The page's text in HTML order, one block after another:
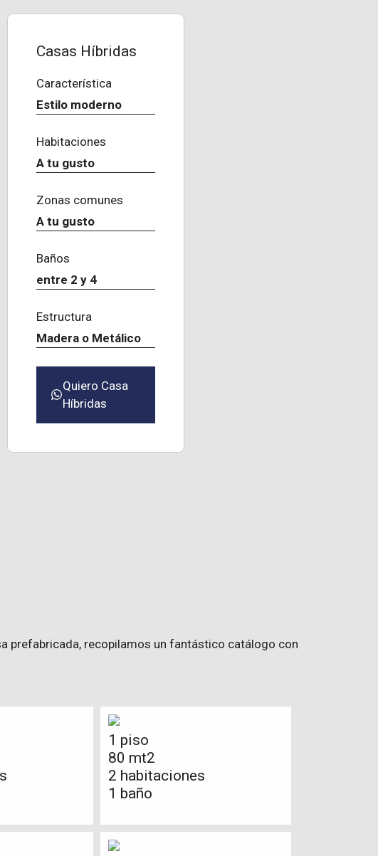
Casas Híbridas
Característica
Estilo moderno
Habitaciones
A tu gusto
Zonas comunes
A tu gusto
Baños
entre 2 y 4
Estructura
Madera o Metálico
Quiero Casa
Híbridas
prefabricada, recopilamos un fantástico catálogo con
1 piso
80 mt2
2 habitaciones
1 baño